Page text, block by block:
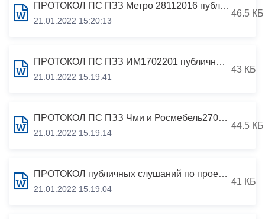
ПРОТОКОЛ ПС ПЗЗ Метро 28112016 публичных слушаний по проекту внесения изменения в решение Собрания представителей г.Владикавказ от 16 марта 2012 года №32/11 «Об утверждении «Правил землепользования и застройки г.Владикавказа» от 28.11.2016
21.01.2022 15:20:13
46.5 КБ
ПРОТОКОЛ ПС ПЗЗ ИМ1702201 публичных слушаний по проекту внесения изменений в решение Собрания представителей г.Владикавказ от 16.03.2012 №32/11 «Об утверждении «Правил землепользования и застройки г.Владикавказ» от 17.02.2017
21.01.2022 15:19:41
43 КБ
ПРОТОКОЛ ПС ПЗЗ Чми и Росмебель27092017 публичных слушаний по проекту внесения изменений в решение Собрания представителей г.Владикавказ от 16.03.2012 №32/11 «Об утверждении «Правил землепользования и застройки г.Владикавказ» от 27.09.2017
21.01.2022 15:19:14
44.5 КБ
ПРОТОКОЛ публичных слушаний по проекту внесения изменений в решение Собрания представителей г.Владикавказ от 16.03.2012 №32/11 «Об утверждении «Правил землепользования и застройки г.Владикавказ» от 10.10.2017
21.01.2022 15:19:04
41 КБ